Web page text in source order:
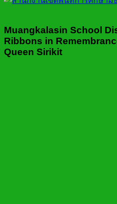
Muangkalasin School
Ribbons in
Queen Sirikit